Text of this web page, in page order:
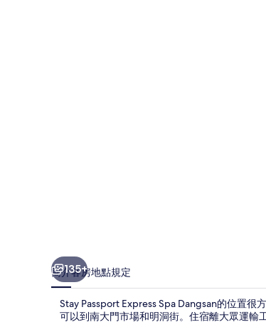
135+
簡介客房地點規定
Stay Passport Express Spa Dangsan的位置
可以到南大門市場和明洞街。住宿離大眾運輸